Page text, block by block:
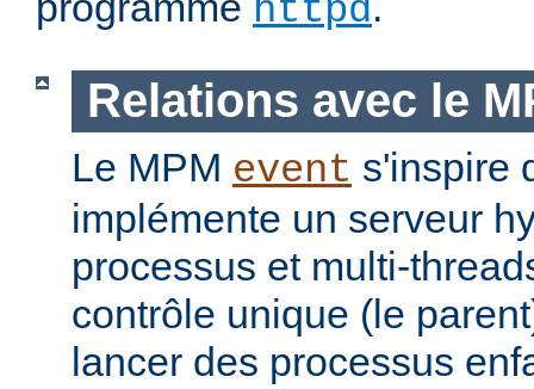
httpd
Relations avec le
Le MPM event s'inspire
implémente un serveur
processus et multi-
contrôle unique (le
lancer des processus